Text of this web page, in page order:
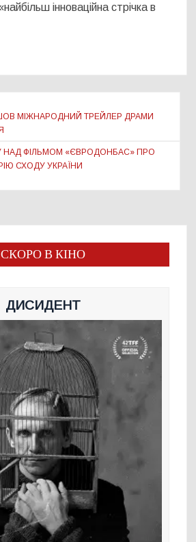
інноваційна стрічка в
МІЖНАРОДНИЙ ТРЕЙЛЕР ДРАМИ
НАД ФІЛЬМОМ «ЄВРОДОНБАС» ПРО
СХОДУ УКРАЇНИ
СКОРО В КІНО
ДИСИДЕНТ